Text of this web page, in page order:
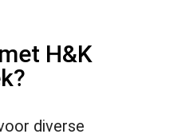
H&K
diverse